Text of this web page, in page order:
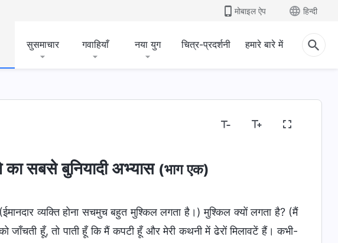
मोबाइल ऐप हिन्दी
सुसमाचार गवाहियाँ नया युग चित्र-प्रदर्शनी हमारे बारे में
का सबसे बुनियादी अभ्यास (भाग एक)
व्यक्ति होना सचमुच बहुत मुश्किल लगता है।) मुश्किल क्यों लगता है? (मैं
जाँचती हूँ, तो पाती हूँ कि मैं कपटी हूँ और मेरी कथनी में ढेरों मिलावटें हैं। कभी-